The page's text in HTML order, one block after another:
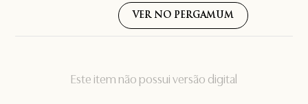
Este item não possui versão digital
VER NO PERGAMUM